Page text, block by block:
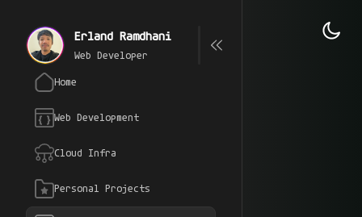
Erland Ramdhani
Web Developer
Home
Web Development
Cloud Infra
Personal Projects